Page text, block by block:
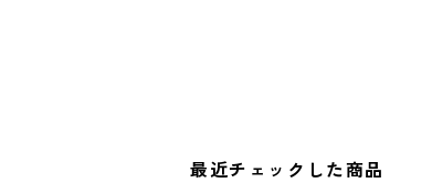
最近チェックした商品